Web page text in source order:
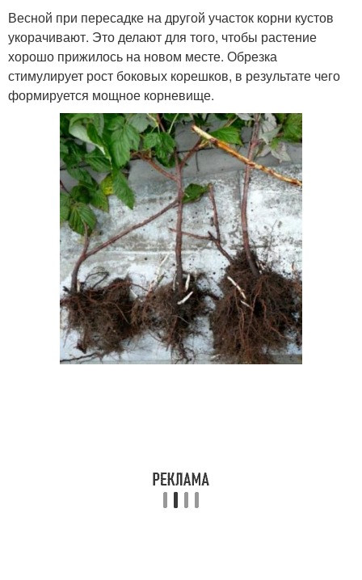
Весной при пересадке на другой участок корни кустов
укорачивают. Это делают для того, чтобы растение
хорошо прижилось на новом месте. Обрезка
стимулирует рост боковых корешков, в результате чего
формируется мощное корневище.